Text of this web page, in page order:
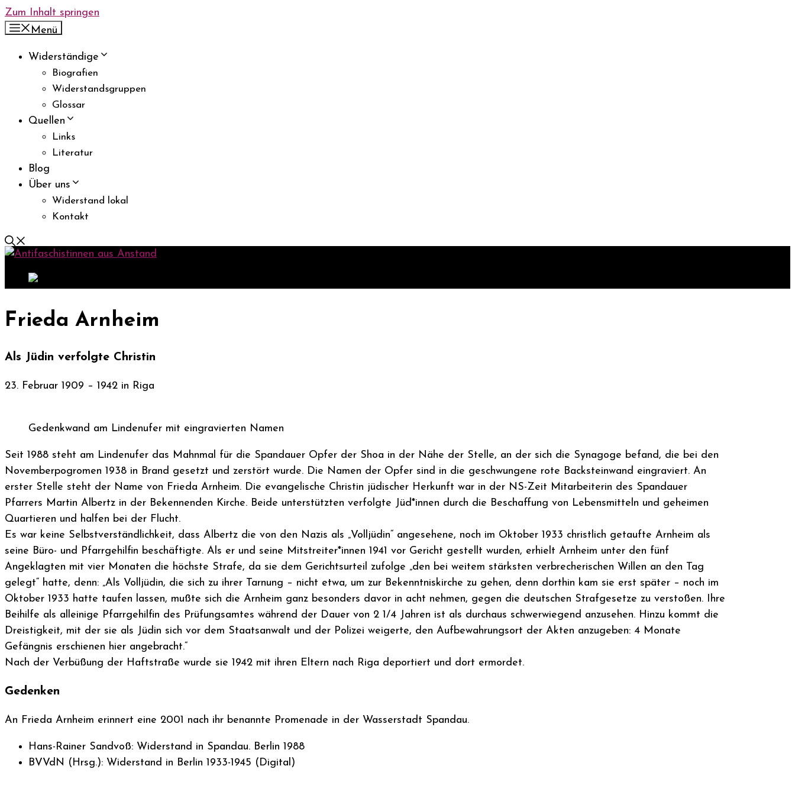
Zum Inhalt springen
Menü
Widerständige
Biografien
Widerstandsgruppen
Glossar
Quellen
Links
Literatur
Blog
Über uns
Widerstand lokal
Kontakt
Frieda Arnheim
Als Jüdin verfolgte Christin
23. Februar 1909 – 1942 in Riga
Gedenkwand am Lindenufer mit eingravierten Namen
Seit 1988 steht am Lindenufer das Mahnmal für die Spandauer Opfer der Shoa in der Nähe der Stelle, an der sich die Synagoge befand, die bei den
Novemberpogromen 1938 in Brand gesetzt und zerstört wurde. Die Namen der Opfer sind in die geschwungene rote Backsteinwand eingraviert. An
erster Stelle steht der Name von Frieda Arnheim. Die evangelische Christin jüdischer Herkunft war in der NS-Zeit Mitarbeiterin des Spandauer
Pfarrers Martin Albertz in der Bekennenden Kirche. Beide unterstützten verfolgte Jüd*innen durch die Beschaffung von Lebensmitteln und geheimen
Quartieren und halfen bei der Flucht.
Es war keine Selbstverständlichkeit, dass Albertz die von den Nazis als „Volljüdin“ angesehene, noch im Oktober 1933 christlich getaufte Arnheim als
seine Büro- und Pfarrgehilfin beschäftigte. Als er und seine Mitstreiter*innen 1941 vor Gericht gestellt wurden, erhielt Arnheim unter den fünf
Angeklagten mit vier Monaten die höchste Strafe, da sie dem Gerichtsurteil zufolge „den bei weitem stärksten verbrecherischen Willen an den Tag
gelegt“ hatte, denn: „Als Volljüdin, die sich zu ihrer Tarnung – nicht etwa, um zur Bekenntniskirche zu gehen, denn dorthin kam sie erst später – noch im
Oktober 1933 hatte taufen lassen, mußte sich die Arnheim ganz besonders davor in acht nehmen, gegen die deutschen Strafgesetze zu verstoßen. Ihre
Beihilfe als alleinige Pfarrgehilfin des Prüfungsamtes während der Dauer von 2 1/4 Jahren ist als durchaus schwerwiegend anzusehen. Hinzu kommt die
Dreistigkeit, mit der sie als Jüdin sich vor dem Staatsanwalt und der Polizei weigerte, den Aufbewahrungsort der Akten anzugeben: 4 Monate
Gefängnis erschienen hier angebracht.“
Nach der Verbüßung der Haftstraße wurde sie 1942 mit ihren Eltern nach Riga deportiert und dort ermordet.
Gedenken
An Frieda Arnheim erinnert eine 2001 nach ihr benannte Promenade in der Wasserstadt Spandau.
Hans-Rainer Sandvoß: Widerstand in Spandau. Berlin 1988
BVVdN (Hrsg.): Widerstand in Berlin 1933-1945 (Digital)